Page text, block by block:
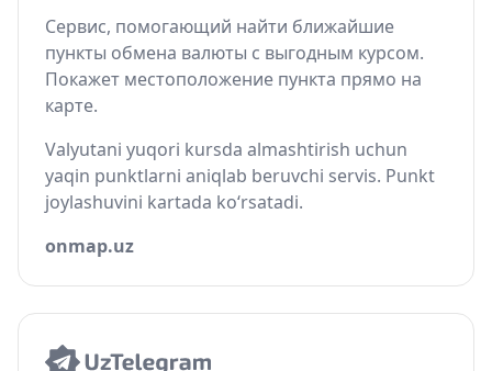
Сервис, помогающий найти ближайшие
пункты обмена валюты с выгодным курсом.
Покажет местоположение пункта прямо на
карте.
Valyutani yuqori kursda almashtirish uchun
yaqin punktlarni aniqlab beruvchi servis. Punkt
joylashuvini kartada ko‘rsatadi.
onmap.uz